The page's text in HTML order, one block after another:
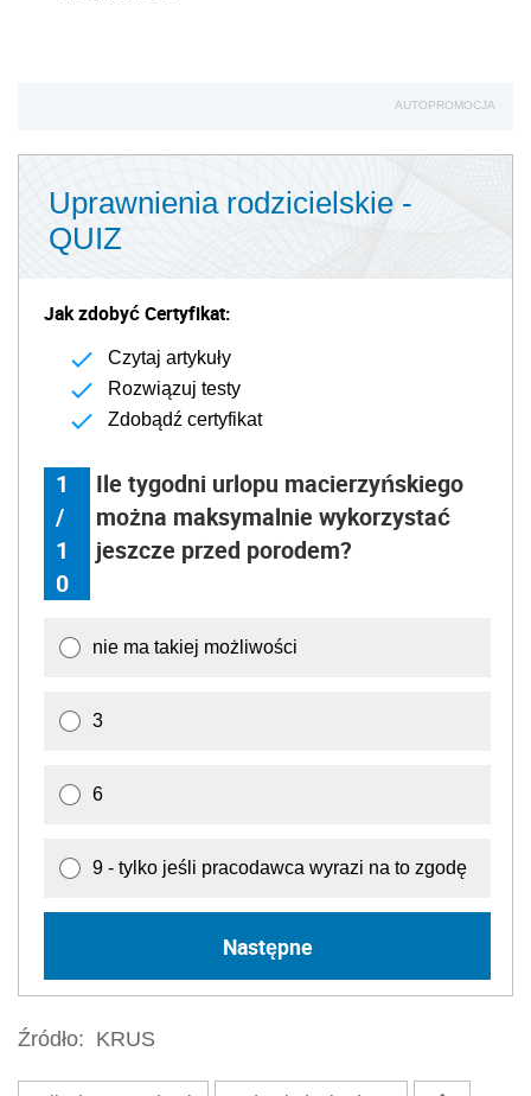
AUTOPROMOCJA
Uprawnienia rodzicielskie -
QUIZ
Jak zdobyć Certyfikat:
Czytaj artykuły
Rozwiązuj testy
Zdobądź certyfikat
1
/
1
0
Ile tygodni urlopu macierzyńskiego
można maksymalnie wykorzystać
jeszcze przed porodem?
nie ma takiej możliwości
3
6
9 - tylko jeśli pracodawca wyrazi na to zgodę
Następne
Źródło: KRUS